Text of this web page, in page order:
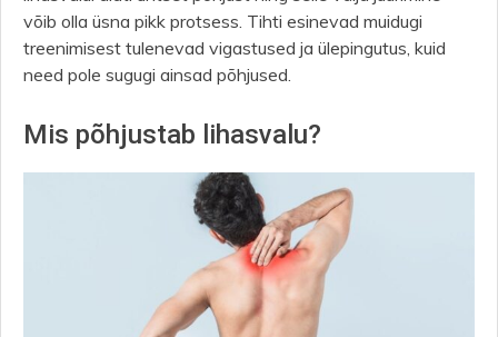
võib olla üsna pikk protsess. Tihti esinevad muidugi
treenimisest tulenevad vigastused ja ülepingutus, kuid
need pole sugugi ainsad põhjused.
Mis põhjustab lihasvalu?